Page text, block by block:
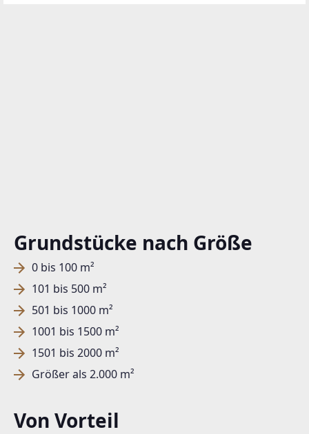
Grundstücke nach Größe
0 bis 100 m²
101 bis 500 m²
501 bis 1000 m²
1001 bis 1500 m²
1501 bis 2000 m²
Größer als 2.000 m²
Von Vorteil